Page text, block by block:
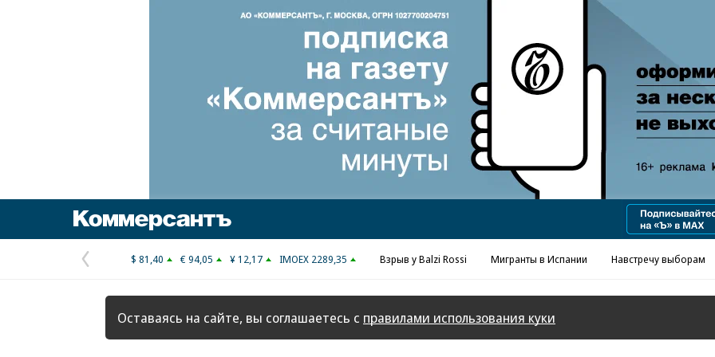
Реклама в «Ъ» www.kommersant.ru/ad
Предыдущая
страница
$ 81,40 € 94,05 ¥ 12,17 IMOEX 2289,35 Взрыв у Balzi Rossi Мигранты в Испании Навстречу выборам
Оставаясь на сайте, вы соглашаетесь с правилами использования куки